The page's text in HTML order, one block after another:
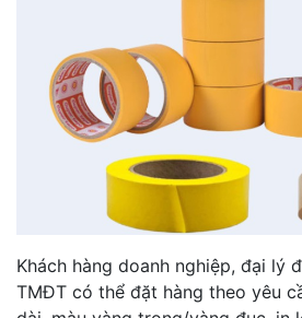
Khách hàng doanh nghiệp, đại lý
TMĐT có thể đặt hàng theo yêu